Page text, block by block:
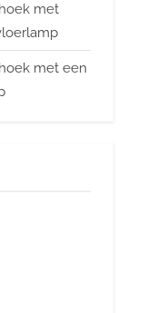
met
met een